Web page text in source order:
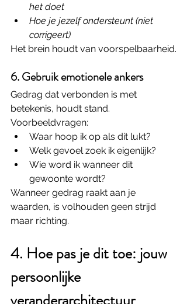
het doet
Hoe je jezelf ondersteunt (niet
corrigeert)
Het brein houdt van voorspelbaarheid.
6. Gebruik emotionele ankers
Gedrag dat verbonden is met
betekenis, houdt stand.
Voorbeeldvragen:
Waar hoop ik op als dit lukt?
Welk gevoel zoek ik eigenlijk?
Wie word ik wanneer dit
gewoonte wordt?
Wanneer gedrag raakt aan je
waarden, is volhouden geen strijd
maar richting.
4. Hoe pas je dit toe: jouw
persoonlijke